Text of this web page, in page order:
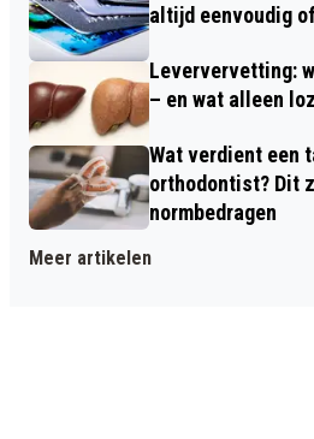
altijd eenvoudig
Leververvetting:
– en wat alleen
Wat verdient een
orthodontist? Dit
normbedragen
Meer artikelen